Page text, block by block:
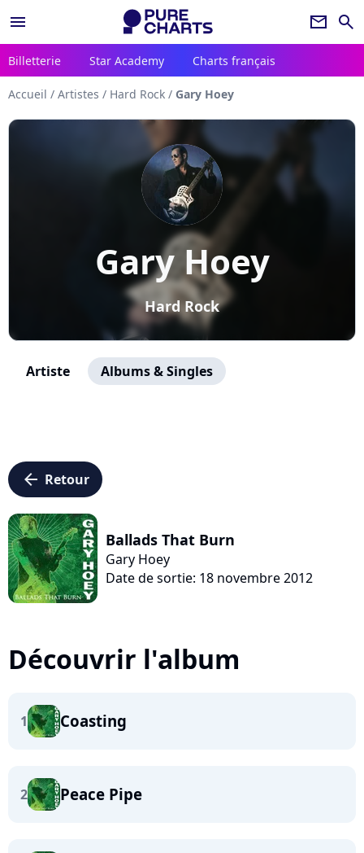
menu newsletter search
Billetterie Star Academy Charts français
Accueil / Artistes / Hard Rock / Gary Hoey
Gary Hoey
Hard Rock
Artiste Albums & Singles
arrow_left Retour
Ballads That Burn
Gary Hoey
Date de sortie: 18 novembre 2012
Découvrir l'album
1 Coasting
2 Peace Pipe